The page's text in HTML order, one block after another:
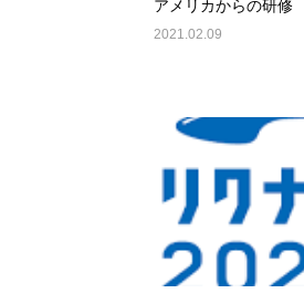
アメリカからの研修
2021.02.09